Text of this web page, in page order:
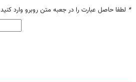
* لطفا حاصل عبارت را در جعبه متن روبرو وارد کنید